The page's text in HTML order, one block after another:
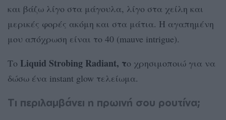
και βάζω λίγο στα μάγουλα, λίγο στα χείλη και
μερικές φορές ακόμη και στα μάτια. Η αγαπημένη
μου απόχρωση είναι το 40 (mauve intrigue).
Το Liquid Strobing Radiant, το χρησιμοποιώ για να
δώσω ένα instant glow τελείωμα.
Τι περιλαμβάνει η πρωινή σου ρουτίνα;